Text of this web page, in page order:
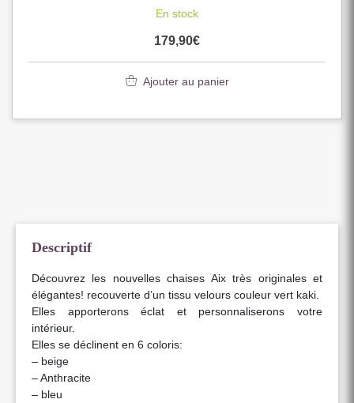
En stock
179,90€
Ajouter au panier
Descriptif
Découvrez les nouvelles chaises Aix très originales et
élégantes! recouverte d’un tissu velours couleur vert kaki.
Elles apporterons éclat et personnaliserons votre
intérieur.
Elles se déclinent en 6 coloris:
– beige
– Anthracite
– bleu